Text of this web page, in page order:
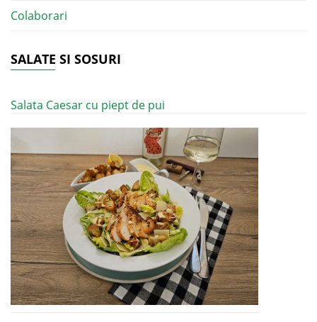
Colaborari
SALATE SI SOSURI
Salata Caesar cu piept de pui